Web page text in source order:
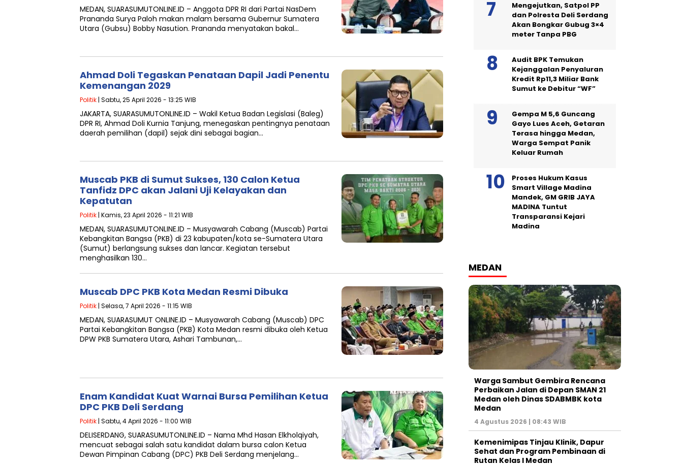
MEDAN, SUARASUMUTONLINE.ID – Anggota DPR RI dari Partai NasDem
Prananda Surya Paloh makan malam bersama Gubernur Sumatera
Utara (Gubsu) Bobby Nasution. Prananda menyatakan bakal…
Ahmad Doli Tegaskan Penataan Dapil Jadi Penentu
Kemenangan 2029
Politik | Sabtu, 25 April 2026 - 13:25 WIB
JAKARTA, SUARASUMUTONLINE.ID – Wakil Ketua Badan Legislasi (Baleg)
DPR RI, Ahmad Doli Kurnia Tanjung, menegaskan pentingnya penataan
daerah pemilihan (dapil) sejak dini sebagai bagian…
Muscab PKB di Sumut Sukses, 130 Calon Ketua
Tanfidz DPC akan Jalani Uji Kelayakan dan
Kepatutan
Politik | Kamis, 23 April 2026 - 11:21 WIB
MEDAN, SUARASUMUTONLINE.ID – Musyawarah Cabang (Muscab) Partai
Kebangkitan Bangsa (PKB) di 23 kabupaten/kota se-Sumatera Utara
(Sumut) berlangsung sukses dan lancar. Kegiatan tersebut
menghasilkan 130…
Muscab DPC PKB Kota Medan Resmi Dibuka
Politik | Selasa, 7 April 2026 - 11:15 WIB
MEDAN, SUARASUMUT ONLINE.ID – Musyawarah Cabang (Muscab) DPC
Partai Kebangkitan Bangsa (PKB) Kota Medan resmi dibuka oleh Ketua
DPW PKB Sumatera Utara, Ashari Tambunan,…
Enam Kandidat Kuat Warnai Bursa Pemilihan Ketua
DPC PKB Deli Serdang
Politik | Sabtu, 4 April 2026 - 11:00 WIB
DELISERDANG, SUARASUMUTONLINE.ID – Nama Mhd Hasan Elkholqiyah,
mencuat sebagai salah satu kandidat dalam bursa calon Ketua
Dewan Pimpinan Cabang (DPC) PKB Deli Serdang menjelang…
Mengejutkan, Satpol PP
dan Polresta Deli Serdang
Akan Bongkar Gubug 3×4
meter Tanpa PBG
Audit BPK Temukan
Kejanggalan Penyaluran
Kredit Rp11,3 Miliar Bank
Sumut ke Debitur “WF”
Gempa M 5,6 Guncang
Gayo Lues Aceh, Getaran
Terasa hingga Medan,
Warga Sempat Panik
Keluar Rumah
Proses Hukum Kasus
Smart Village Madina
Mandek, GM GRIB JAYA
MADINA Tuntut
Transparansi Kejari
Madina
MEDAN
Warga Sambut Gembira Rencana
Perbaikan Jalan di Depan SMAN 21
Medan oleh Dinas SDABMBK kota
Medan
4 Agustus 2026 | 08:43 WIB
Kemenimipas Tinjau Klinik, Dapur
Sehat dan Program Pembinaan di
Rutan Kelas I Medan